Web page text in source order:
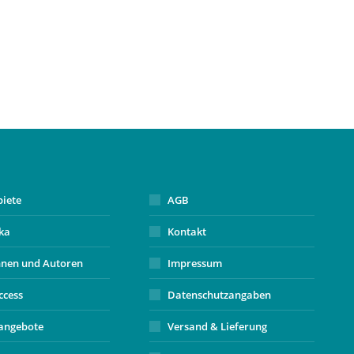
und Autoren
AGB
Kontakt
Impressum
Datenschutzangaben
Versand & Lieferung